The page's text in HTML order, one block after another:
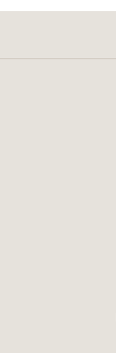
met kids zou
hebben